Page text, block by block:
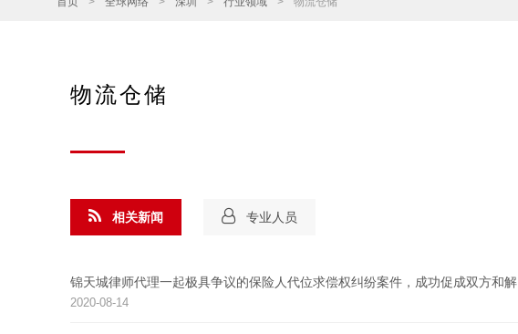
物流仓储
相关新闻
锦天城律师代理一起极具争议的保险人代位求偿权纠纷案件，成功促成双方和解
2020-08-14
专业人员